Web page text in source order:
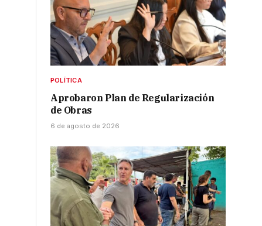
POLÍTICA
Aprobaron Plan de Regularización
de Obras
6 de agosto de 2026